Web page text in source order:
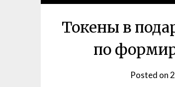
Токены в
по
Posted on